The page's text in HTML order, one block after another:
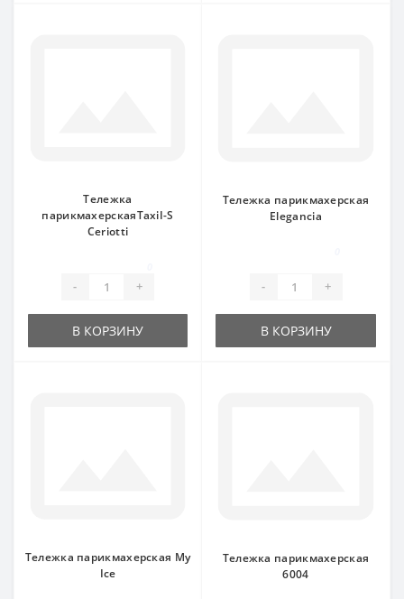
Тележка
парикмахерскаяTaxiI-S
Ceriotti
- +
В КОРЗИНУ
Тележка парикмахерская
Elegancia
- +
В КОРЗИНУ
Тележка парикмахерская My
Ice
Тележка парикмахерская
6004